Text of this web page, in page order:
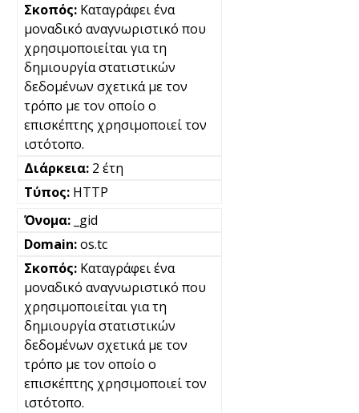
Καταγράφει ένα
μοναδικό αναγνωριστικό που
χρησιμοποιείται για τη
δημιουργία στατιστικών
δεδομένων σχετικά με τον
τρόπο με τον οποίο ο
επισκέπτης χρησιμοποιεί τον
ιστότοπο.
2 έτη
HTTP
_gid
os.tc
Καταγράφει ένα
μοναδικό αναγνωριστικό που
χρησιμοποιείται για τη
δημιουργία στατιστικών
δεδομένων σχετικά με τον
τρόπο με τον οποίο ο
επισκέπτης χρησιμοποιεί τον
ιστότοπο.